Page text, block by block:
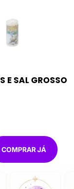
E SAL GROSSO
COMPRAR JÁ